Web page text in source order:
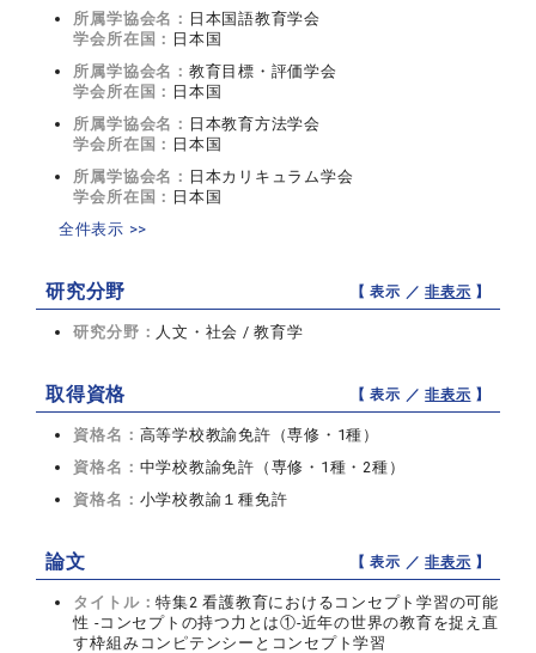
所属学協会名： 日本国語教育学会
学会所在国： 日本国
所属学協会名： 教育目標・評価学会
学会所在国： 日本国
所属学協会名： 日本教育方法学会
学会所在国： 日本国
所属学協会名： 日本カリキュラム学会
学会所在国： 日本国
全件表示 >>
研究分野 【 表示 ／非表示 】
研究分野： 人文・社会 / 教育学
取得資格 【 表示 ／非表示 】
資格名： 高等学校教諭免許（専修・1種）
資格名： 中学校教諭免許（専修・1種・2種）
資格名： 小学校教諭１種免許
論文 【 表示 ／非表示 】
タイトル：特集2 看護教育におけるコンセプト学習の可能
性 -コンセプトの持つ力とは①-近年の世界の教育を捉え直
す枠組みコンピテンシーとコンセプト学習